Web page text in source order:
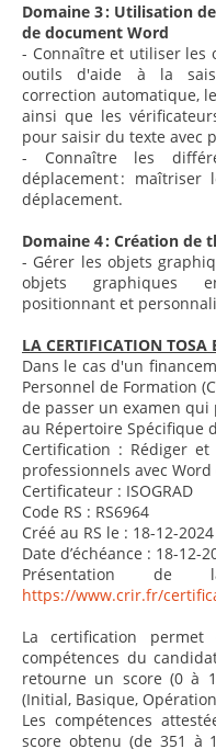
Domaine 3 : Utilisation
de document Word
- Connaître et utiliser les
outils d'aide à la
correction automatique,
ainsi que les
pour saisir du texte avec
- Connaître les
déplacement :
déplacement.
Domaine 4 : Création de
- Gérer les objets
objets graphiques
positionnant et
LA CERTIFICATION TOSA
Dans le cas d'un
Personnel de Formation
de passer un examen
au Répertoire Spécifique
Certification : Rédiger
professionnels avec Word
Certificateur : ISOGRAD
Code RS : RS6964
Créé au RS le : 18-12-2024
Date d’échéance : 18-12-
Présentation de
https://www.crir.fr/
La certification
compétences du
retourne un score (0 à
(Initial, Basique,
Les compétences
score obtenu (de 351 à